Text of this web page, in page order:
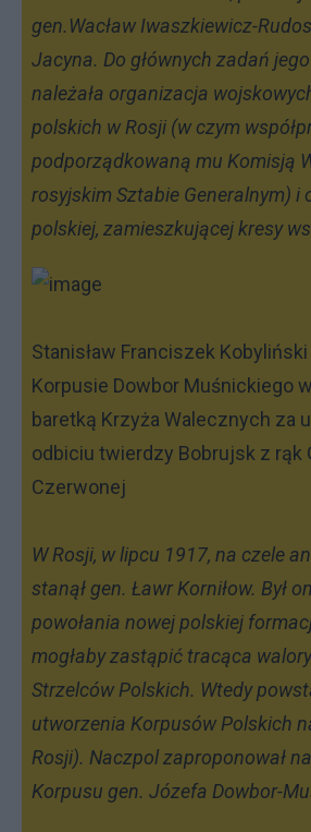
gen.Wacław Iwaszkiewicz-
Jacyna. Do głównych zadań
należała organizacja
polskich w Rosji (w czym
podporządkowaną mu Komisją
rosyjskim Sztabie Generalnym) i
polskiej, zamieszkującej kresy
Stanisław Franciszek
Korpusie Dowbor Muśnickiego
baretką Krzyża Walecznych za
odbiciu twierdzy Bobrujsk z rąk
Czerwonej
W Rosji, w lipcu 1917, na czele
stanął gen. Ławr Korniłow. Był
powołania nowej polskiej
mogłaby zastąpić tracąca
Strzelców Polskich. Wtedy
utworzenia Korpusów Polskich
Rosji). Naczpol zaproponował
Korpusu gen. Józefa Dowbor-